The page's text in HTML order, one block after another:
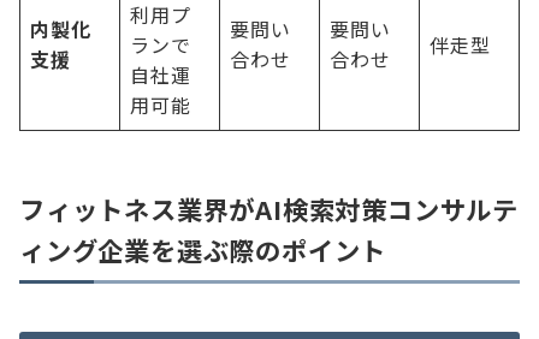
内製化
支援
利用プ
ランで
自社運
用可能
要問い
合わせ
要問い
合わせ
伴走型
フィットネス業界がAI検索対策コンサルテ
ィング企業を選ぶ際のポイント